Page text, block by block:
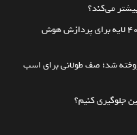
می‌کند؟
سامسونگ از اولین تراشه حافظه با بیش از ۴۰۰ لایه برای پردازش هوش
محصولات فراری تا پایان سال ۲۰۲۷ فروخته شد؛ صف طولانی برای اسب
جلوگیری کنیم؟